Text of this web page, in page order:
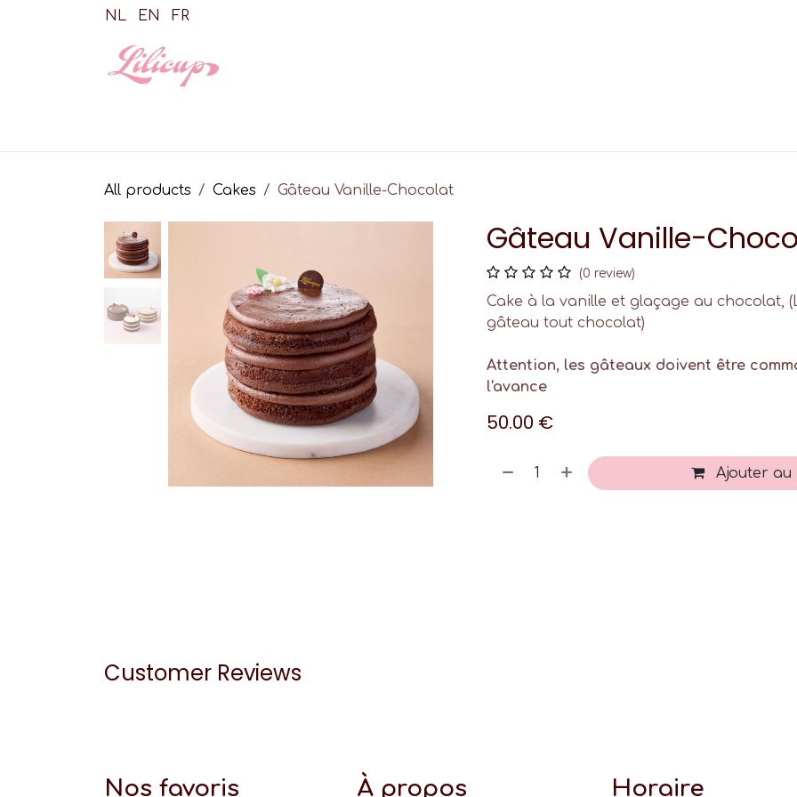
Skip to ContentNL EN FR
All products Cakes Gâteau Vanille-Chocolat
Gâteau Vanille-
(0 review)
Cake à la vanille et glaçage au chocolat,
gâteau tout chocolat)
Attention, les gâteaux doivent être
l'avance
50.00 €
Ajouter au
Customer Reviews
Nos favoris À propos Horaire